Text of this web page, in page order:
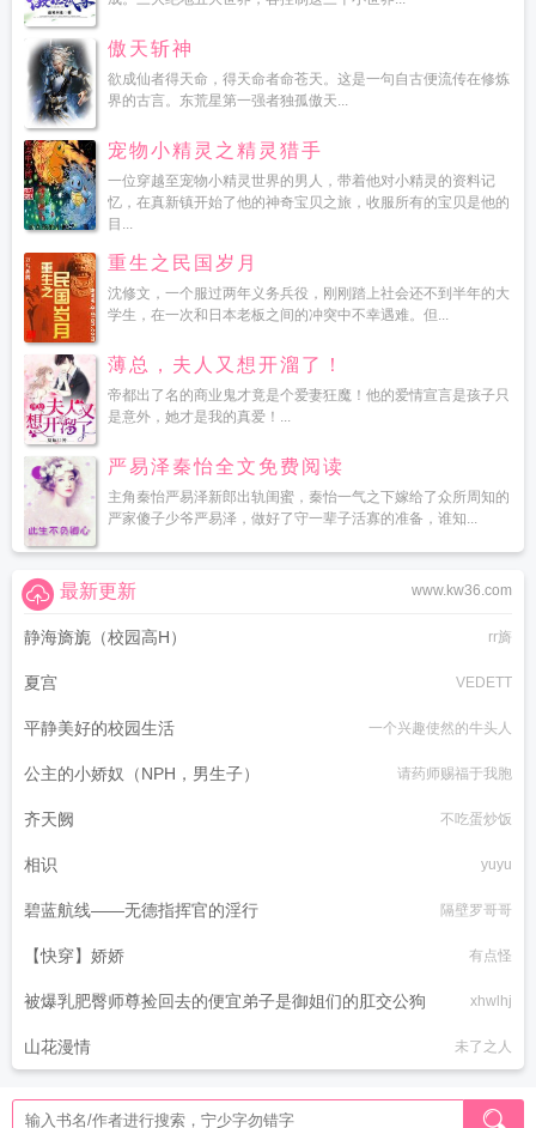
傲天斩神
欲成仙者得天命，得天命者命苍天。这是一句自古便流传在修炼
界的古言。东荒星第一强者独孤傲天...
宠物小精灵之精灵猎手
一位穿越至宠物小精灵世界的男人，带着他对小精灵的资料记
忆，在真新镇开始了他的神奇宝贝之旅，收服所有的宝贝是他的
目...
重生之民国岁月
沈修文，一个服过两年义务兵役，刚刚踏上社会还不到半年的大
学生，在一次和日本老板之间的冲突中不幸遇难。但...
薄总，夫人又想开溜了！
帝都出了名的商业鬼才竟是个爱妻狂魔！他的爱情宣言是孩子只
是意外，她才是我的真爱！...
严易泽秦怡全文免费阅读
主角秦怡严易泽新郎出轨闺蜜，秦怡一气之下嫁给了众所周知的
严家傻子少爷严易泽，做好了守一辈子活寡的准备，谁知...
www.kw36.com
最新更新
静海旖旎（校园高H） rr旖
夏宫 VEDETT
平静美好的校园生活 一个兴趣使然的牛头人
公主的小娇奴（NPH，男生子） 请药师赐福于我胞
齐天阙 不吃蛋炒饭
相识 yuyu
碧蓝航线——无德指挥官的淫行 隔壁罗哥哥
【快穿】娇娇 有点怪
被爆乳肥臀师尊捡回去的便宜弟子是御姐们的肛交公狗 xhwlhj
山花漫情 未了之人